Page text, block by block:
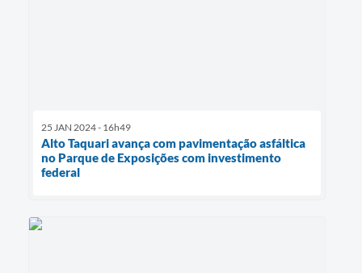
25 JAN 2024 - 16h49
Alto Taquari avança com pavimentação asfáltica
no Parque de Exposições com investimento
federal